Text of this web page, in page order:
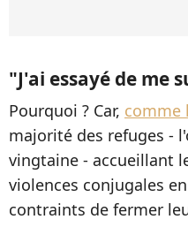
"J'ai essayé de me
Pourquoi ? Car, comme
majorité des refuges -
vingtaine - accueillant
violences conjugales
contraints de fermer